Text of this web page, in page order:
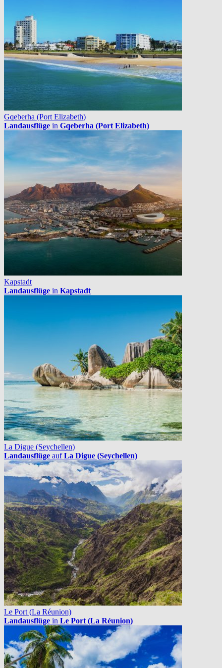
Gqeberha (Port Elizabeth)
Landausflüge in Gqeberha (Port Elizabeth)
Kapstadt
Landausflüge in Kapstadt
La Digue (Seychellen)
Landausflüge aufLa Digue (Seychellen)
Le Port (La Réunion)
Landausflüge in Le Port (La Réunion)